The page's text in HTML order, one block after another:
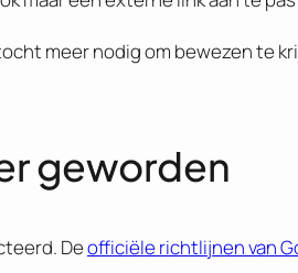
meer nodig om bewezen te
geworden
Deofficiële richtlijnen van